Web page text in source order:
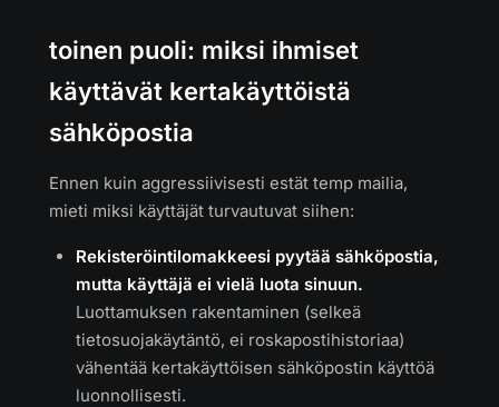
toinen puoli: miksi ihmiset
käyttävät kertakäyttöistä
sähköpostia
Ennen kuin aggressiivisesti estät temp mailia,
mieti miksi käyttäjät turvautuvat siihen:
Rekisteröintilomakkeesi pyytää sähköpostia,
mutta käyttäjä ei vielä luota sinuun.
Luottamuksen rakentaminen (selkeä
tietosuojakäytäntö, ei roskapostihistoriaa)
vähentää kertakäyttöisen sähköpostin käyttöä
luonnollisesti.